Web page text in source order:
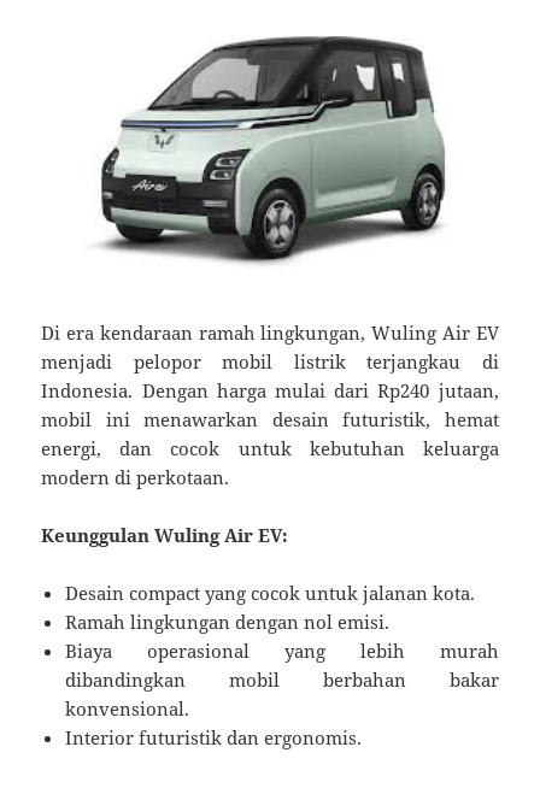
Di era kendaraan ramah lingkungan, Wuling Air EV
menjadi pelopor mobil listrik terjangkau di
Indonesia. Dengan harga mulai dari Rp240 jutaan,
mobil ini menawarkan desain futuristik, hemat
energi, dan cocok untuk kebutuhan keluarga
modern di perkotaan.
Keunggulan Wuling Air EV:
Desain compact yang cocok untuk jalanan kota.
Ramah lingkungan dengan nol emisi.
Biaya operasional yang lebih murah
dibandingkan mobil berbahan bakar
konvensional.
Interior futuristik dan ergonomis.